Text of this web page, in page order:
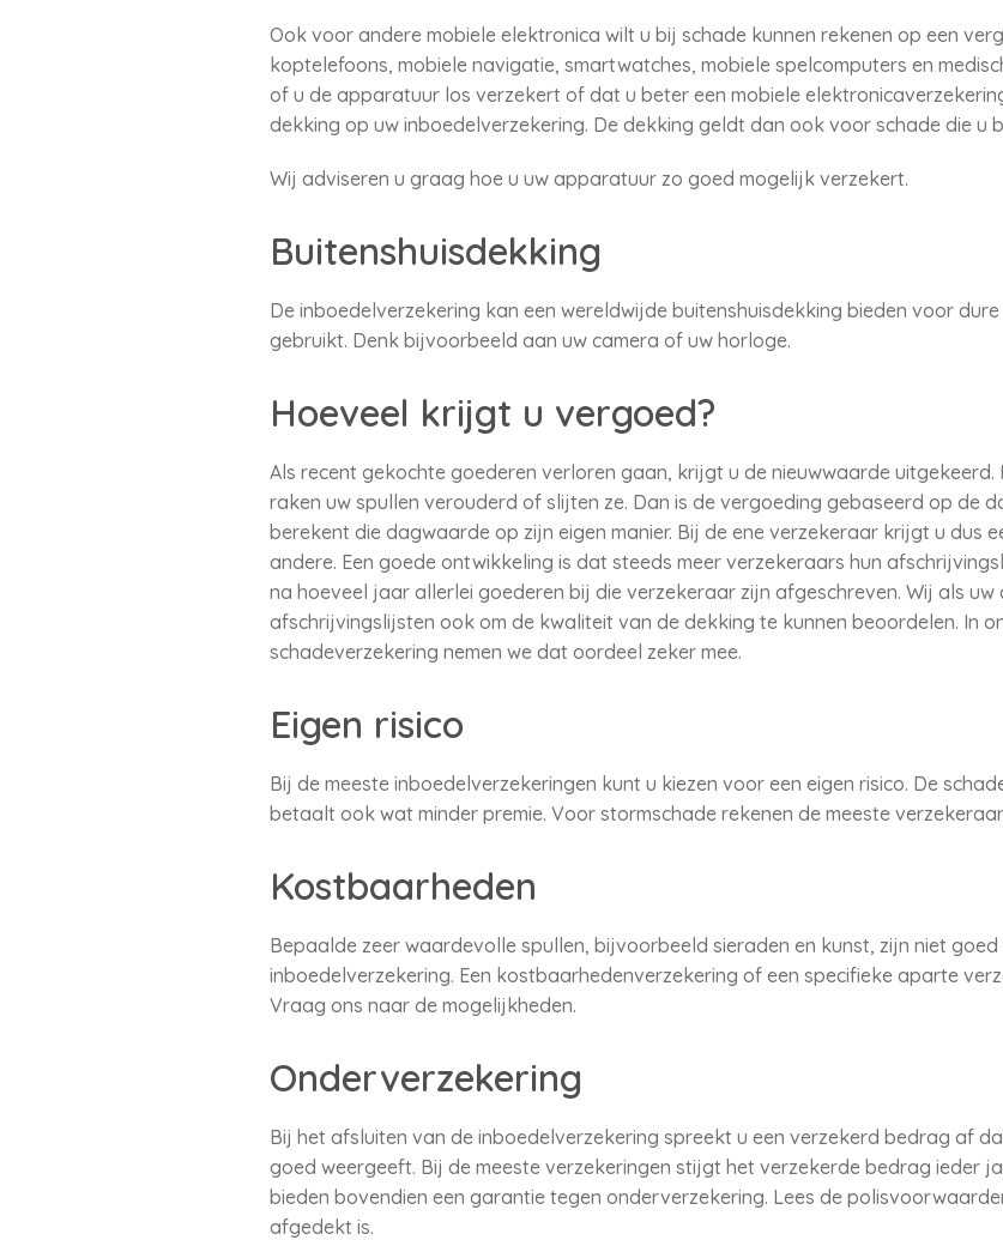
Ook voor andere mobiele elektronica wilt u bij schade kunnen rekenen op een
koptelefoons, mobiele navigatie, smartwatches, mobiele spelcomputers en
of u de apparatuur los verzekert of dat u beter een mobiele
dekking op uw inboedelverzekering. De dekking geldt dan ook voor schade die u
Wij adviseren u graag hoe u uw apparatuur zo goed mogelijk verzekert.
Buitenshuisdekking
De inboedelverzekering kan een wereldwijde buitenshuisdekking bieden voor
gebruikt. Denk bijvoorbeeld aan uw camera of uw horloge.
Hoeveel krijgt u vergoed?
Als recent gekochte goederen verloren gaan, krijgt u de nieuwwaarde
raken uw spullen verouderd of slijten ze. Dan is de vergoeding gebaseerd op de
berekent die dagwaarde op zijn eigen manier. Bij de ene verzekeraar krijgt u dus
andere. Een goede ontwikkeling is dat steeds meer verzekeraars hun
na hoeveel jaar allerlei goederen bij die verzekeraar zijn afgeschreven. Wij als uw
afschrijvingslijsten ook om de kwaliteit van de dekking te kunnen beoordelen. In
schadeverzekering nemen we dat oordeel zeker mee.
Eigen risico
Bij de meeste inboedelverzekeringen kunt u kiezen voor een eigen risico. De
betaalt ook wat minder premie. Voor stormschade rekenen de meeste
Kostbaarheden
Bepaalde zeer waardevolle spullen, bijvoorbeeld sieraden en kunst, zijn niet
inboedelverzekering. Een kostbaarhedenverzekering of een specifieke aparte
Vraag ons naar de mogelijkheden.
Onderverzekering
Bij het afsluiten van de inboedelverzekering spreekt u een verzekerd bedrag af
goed weergeeft. Bij de meeste verzekeringen stijgt het verzekerde bedrag ieder
bieden bovendien een garantie tegen onderverzekering. Lees de
afgedekt is.